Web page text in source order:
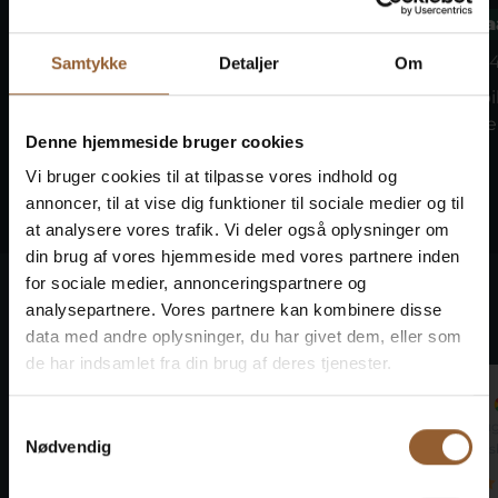
Samtykke Detaljer Om
Denne hjemmeside bruger cookies
Vi bruger cookies til at tilpasse vores indhold og
annoncer, til at vise dig funktioner til sociale medier og til
at analysere vores trafik. Vi deler også oplysninger om
din brug af vores hjemmeside med vores partnere inden
for sociale medier, annonceringspartnere og
analysepartnere. Vores partnere kan kombinere disse
data med andre oplysninger, du har givet dem, eller som
de har indsamlet fra din brug af deres tjenester.
Nødvendig
frivillige ildsjæle afholder...
Abelines
9. august kl.
Traditionel
fylder
Det siger vores gæster
Ringkøbing Museum
22.